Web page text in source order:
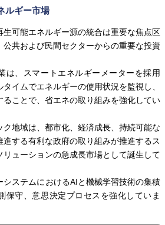
ルギー市場
生可能エネルギー源の統合は重要な焦点区
共および民間セクターからの重要な投資
は、スマートエネルギーメーターを採用
イムでエネルギーの使用状況を監視し、
ることで、省エネの取り組みを強化してい
ク地域は、都市化、経済成長、持続可能な
進する有利な政府の取り組みが推進するス
リューションの急成長市場として誕生して
システムにおけるAIと機械学習技術の集積
保守、意思決定プロセスを強化していま